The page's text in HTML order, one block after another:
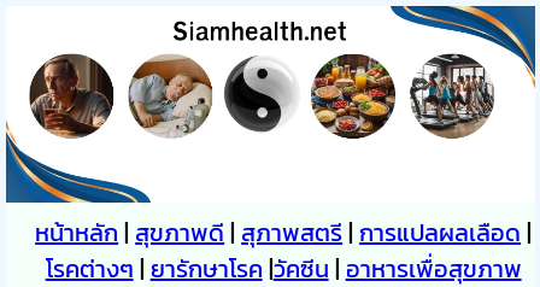
หน้าหลัก | สุขภาพดี | สุภาพสตรี|การแปลผลเลือด |
โรคต่างๆ | ยารักษาโรค |วัคซีน | อาหารเพื่อสุขภาพ